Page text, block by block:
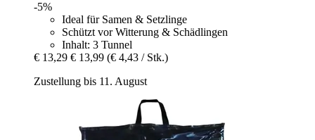
-5%
Ideal für Samen & Setzlinge
Schützt vor Witterung & Schädlingen
Inhalt: 3 Tunnel
€ 13,29 € 13,99 (€ 4,43 / Stk.)
Zustellung bis 11. August